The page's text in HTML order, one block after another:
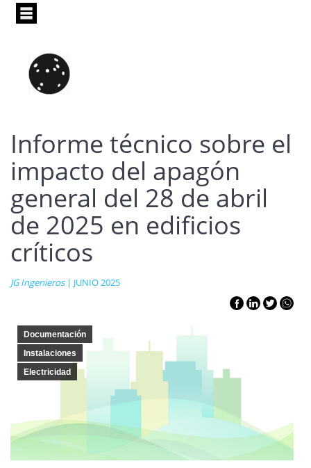
Pasar
principal
Informe técnico sobre el
impacto del apagón
general del 28 de abril
de 2025 en edificios
críticos
JG Ingenieros| JUNIO 2025
Documentación
Instalaciones
Electricidad